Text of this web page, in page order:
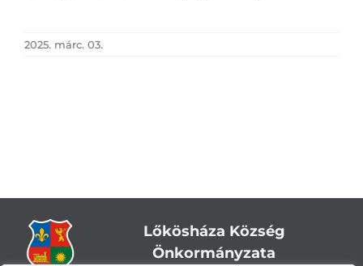
2025. márc. 03.
Lőkösháza Község
Önkormányzata